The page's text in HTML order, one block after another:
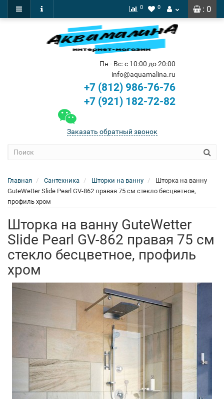
: 0
0 0
Пн - Вс: с 10:00 до 20:00
info@aquamalina.ru
+7 (812) 986-76-76
+7 (921) 182-72-82
Заказать обратный звонок
Главная Сантехника Шторки на ванну
Шторка на ванну
GuteWetter Slide Pearl GV-862 правая 75 см стекло бесцветное,
профиль хром
Шторка на ванну GuteWetter
Slide Pearl GV-862 правая 75 см
стекло бесцветное, профиль
хром